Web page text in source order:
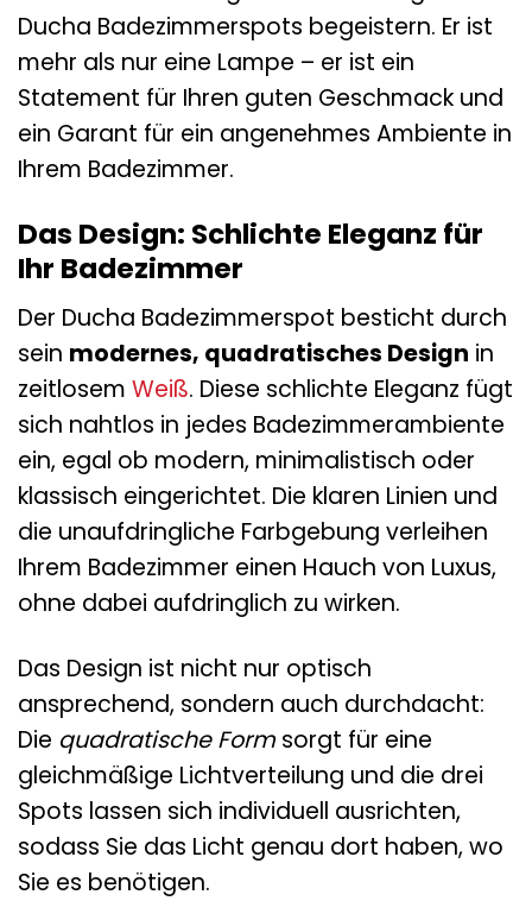
Ducha Badezimmerspots begeistern. Er ist
mehr als nur eine Lampe – er ist ein
Statement für Ihren guten Geschmack und
ein Garant für ein angenehmes Ambiente in
Ihrem Badezimmer.
Das Design: Schlichte Eleganz für
Ihr Badezimmer
Der Ducha Badezimmerspot besticht durch
sein modernes, quadratisches Design in
zeitlosem Weiß. Diese schlichte Eleganz fügt
sich nahtlos in jedes Badezimmerambiente
ein, egal ob modern, minimalistisch oder
klassisch eingerichtet. Die klaren Linien und
die unaufdringliche Farbgebung verleihen
Ihrem Badezimmer einen Hauch von Luxus,
ohne dabei aufdringlich zu wirken.
Das Design ist nicht nur optisch
ansprechend, sondern auch durchdacht:
Die quadratische Form sorgt für eine
gleichmäßige Lichtverteilung und die drei
Spots lassen sich individuell ausrichten,
sodass Sie das Licht genau dort haben, wo
Sie es benötigen.